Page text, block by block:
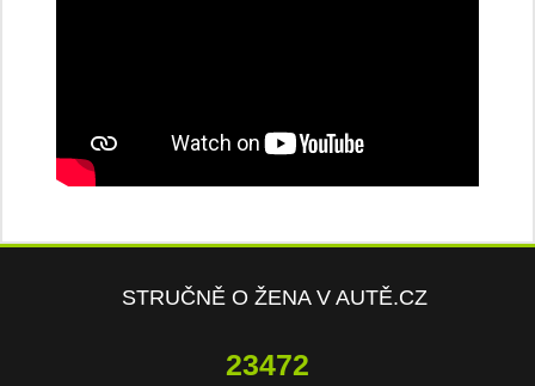
STRUČNĚ O ŽENA V AUTĚ.CZ
23472